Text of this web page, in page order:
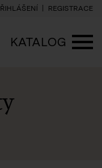
REGISTRACE
KATALOG